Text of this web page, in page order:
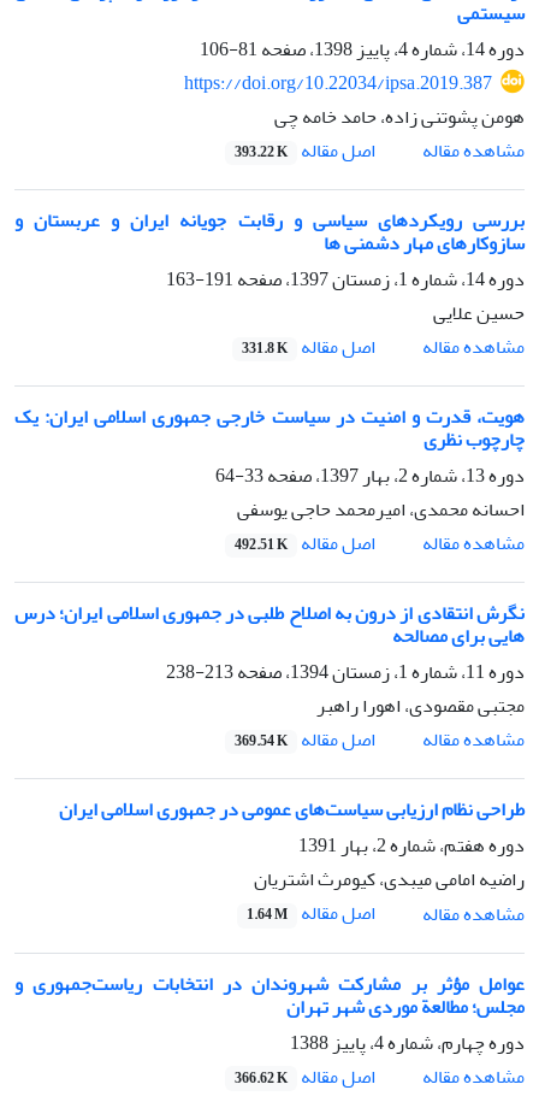
سیستمی
دوره 14، شماره 4، پاییز 1398، صفحه
81-106
https://doi.org/10.22034/ipsa.2019.387
هومن پشوتنی زاده، حامد خامه چی
مشاهده مقاله
اصل مقاله 393.22 K
بررسی رویکردهای سیاسی و رقابت جویانه ایران و عربستان و
سازوکارهای مهار دشمنی ها
دوره 14، شماره 1، زمستان 1397، صفحه
191-163
حسین علایی
مشاهده مقاله
اصل مقاله 331.8 K
هویت، قدرت و امنیت در سیاست خارجی جمهوری اسلامی ایران: یک
چارچوب نظری
دوره 13، شماره 2، بهار 1397، صفحه
33-64
احسانه محمدی، امیرمحمد حاجی یوسفی
مشاهده مقاله
اصل مقاله 492.51 K
نگرش انتقادی از درون به اصلاح طلبی در جمهوری اسلامی ایران؛ درس
هایی برای مصالحه
دوره 11، شماره 1، زمستان 1394، صفحه
213-238
مجتبی مقصودی، اهورا راهبر
مشاهده مقاله
اصل مقاله 369.54 K
طراحی نظام ارزیابی سیاست‌های عمومی در جمهوری اسلامی ایران
دوره هفتم، شماره 2، بهار 1391
راضیه امامی میبدی، کیومرث اشتریان
مشاهده مقاله
اصل مقاله 1.64 M
عوامل مؤثر بر مشارکت شهروندان در انتخابات ریاست‌جمهوری و
مجلس؛ مطالعة موردی شهر تهران
دوره چهارم، شماره 4، پاییز 1388
مشاهده مقاله
اصل مقاله 366.62 K